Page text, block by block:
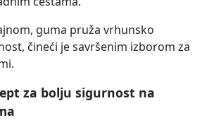
guma pruža vrhunsko
čineći je savršenim izborom za
za bolju sigurnost na